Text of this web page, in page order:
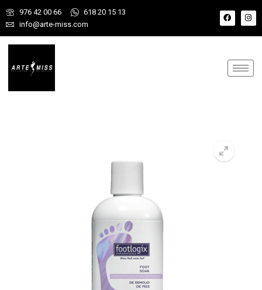
976 42 00 66
618 20 15 13
info@arte-miss.com